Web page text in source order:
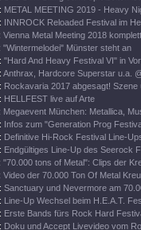
METAL MEETING 2019 - Heavy
INNROCK Reloaded Festival im
Vienna Metal Meeting 2018 komplett
"Wintermelodei" Münster steht an
"Hard And Heavy Festival VI" in
Anthrax, Hardcore Superstar u.a.
Rockavaria 2017 abgesagt! Szene
HELLFEST live auf Arte
Megaevent München: Metallica,
Infos zum "Generation Prog
Definitive Hi-Rock Festival Line-
Endgültiges Line-Up des Seerock
"70.000 tons of Metal": Clips der
Video der 70.000 Ton Of Metal
Sanctuary und Nevermore am
Line-Up Wechsel beim H.E.A.T.
Erste Bands fürs Rock Hard
Doku und Accept Livevideo vom